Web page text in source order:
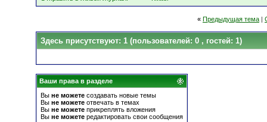
« Предыдущая тема |
Здесь присутствуют: 1 (пользователей: 0 , гостей: 1)
Ваши права в разделе
Вы не можете создавать новые темы
Вы не можете отвечать в темах
Вы не можете прикреплять вложения
Вы не можете редактировать свои сообщения